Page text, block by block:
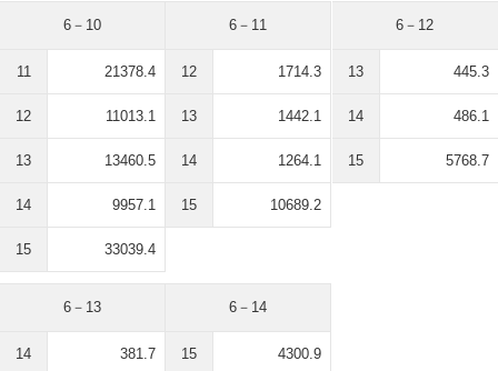
6－10
11 21378.4
12 11013.1
13 13460.5
14 9957.1
15 33039.4
6－11
12 1714.3
13 1442.1
14 1264.1
15 10689.2
6－12
13 445.3
14 486.1
15 5768.7
6－13
14 381.7
6－14
15 4300.9